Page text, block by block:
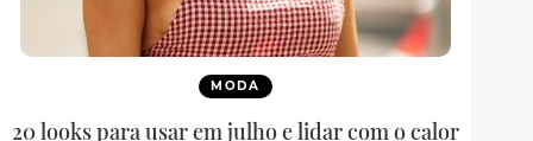
MODA
20 looks para usar em julho e lidar com o calor